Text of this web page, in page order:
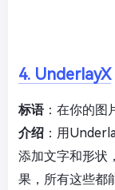
4. UnderlayX
标语：在你的图
介绍 ：用
添加文字和形状
果，所有这些都